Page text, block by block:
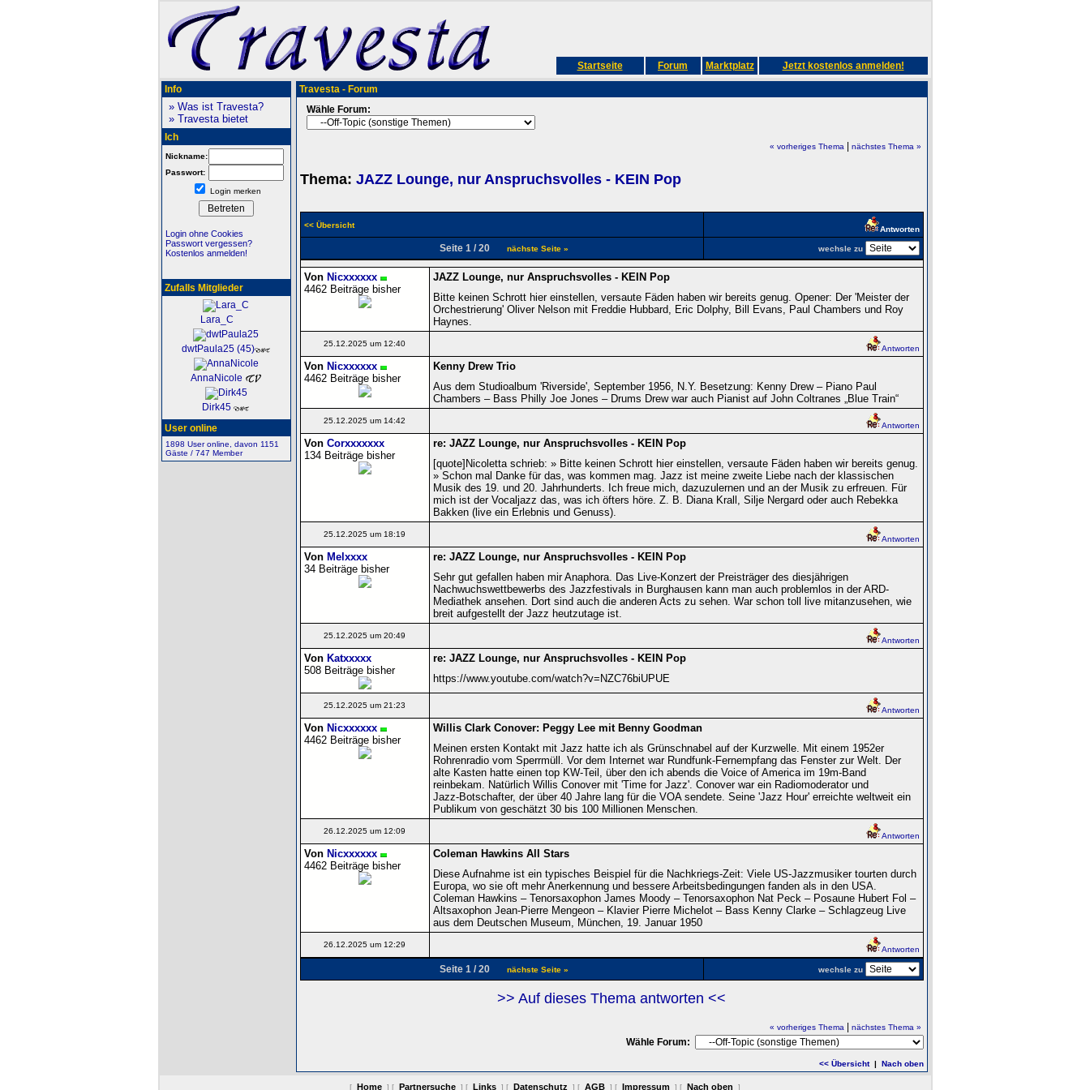
Startseite Forum Marktplatz Jetzt kostenlos anmelden!
Info
» Was ist Travesta?
» Travesta bietet
Ich
Nickname:
Passwort:
Login merken
Login ohne Cookies
Passwort vergessen?
Kostenlos anmelden!
Zufalls Mitglieder
Lara_C
dwtPaula25 (45)
AnnaNicole
Dirk45
User online
1898 User online, davon 1151
Gäste / 747 Member
Travesta - Forum
Wähle Forum:
« vorheriges Thema| nächstes Thema »
Thema: JAZZ Lounge, nur Anspruchsvolles - KEIN Pop
<< Übersicht Antworten
Seite 1 / 20 nächste Seite » wechsle zu
Von Nicxxxxxx
4462 Beiträge bisher
JAZZ Lounge, nur Anspruchsvolles - KEIN Pop
Bitte keinen Schrott hier einstellen, versaute Fäden haben wir bereits genug. Opener: Der 'Meister der
Orchestrierung' Oliver Nelson mit Freddie Hubbard, Eric Dolphy, Bill Evans, Paul Chambers und Roy
Haynes.
25.12.2025 um 12:40
Antworten
Von Nicxxxxxx
4462 Beiträge bisher
Kenny Drew Trio
Aus dem Studioalbum 'Riverside', September 1956, N.Y. Besetzung: Kenny Drew – Piano Paul
Chambers – Bass Philly Joe Jones – Drums Drew war auch Pianist auf John Coltranes „Blue Train“
25.12.2025 um 14:42
Antworten
Von Corxxxxxxx
134 Beiträge bisher
re: JAZZ Lounge, nur Anspruchsvolles - KEIN Pop
[quote]Nicoletta schrieb: » Bitte keinen Schrott hier einstellen, versaute Fäden haben wir bereits genug.
» Schon mal Danke für das, was kommen mag. Jazz ist meine zweite Liebe nach der klassischen
Musik des 19. und 20. Jahrhunderts. Ich freue mich, dazuzulernen und an der Musik zu erfreuen. Für
mich ist der Vocaljazz das, was ich öfters höre. Z. B. Diana Krall, Silje Nergard oder auch Rebekka
Bakken (live ein Erlebnis und Genuss).
25.12.2025 um 18:19
Antworten
Von Melxxxx
34 Beiträge bisher
re: JAZZ Lounge, nur Anspruchsvolles - KEIN Pop
Sehr gut gefallen haben mir Anaphora. Das Live-Konzert der Preisträger des diesjährigen
Nachwuchswettbewerbs des Jazzfestivals in Burghausen kann man auch problemlos in der ARD-
Mediathek ansehen. Dort sind auch die anderen Acts zu sehen. War schon toll live mitanzusehen, wie
breit aufgestellt der Jazz heutzutage ist.
25.12.2025 um 20:49
Antworten
Von Katxxxxx
508 Beiträge bisher
re: JAZZ Lounge, nur Anspruchsvolles - KEIN Pop
https://www.youtube.com/watch?v=NZC76biUPUE
25.12.2025 um 21:23
Antworten
Von Nicxxxxxx
4462 Beiträge bisher
Willis Clark Conover: Peggy Lee mit Benny Goodman
Meinen ersten Kontakt mit Jazz hatte ich als Grünschnabel auf der Kurzwelle. Mit einem 1952er
Rohrenradio vom Sperrmüll. Vor dem Internet war Rundfunk-Fernempfang das Fenster zur Welt. Der
alte Kasten hatte einen top KW-Teil, über den ich abends die Voice of America im 19m-Band
reinbekam. Natürlich Willis Conover mit 'Time for Jazz'. Conover war ein Radiomoderator und
Jazz‑Botschafter, der über 40 Jahre lang für die VOA sendete. Seine 'Jazz Hour' erreichte weltweit ein
Publikum von geschätzt 30 bis 100 Millionen Menschen.
26.12.2025 um 12:09
Antworten
Von Nicxxxxxx
4462 Beiträge bisher
Coleman Hawkins All Stars
Diese Aufnahme ist ein typisches Beispiel für die Nachkriegs‑Zeit: Viele US‑Jazzmusiker tourten durch
Europa, wo sie oft mehr Anerkennung und bessere Arbeitsbedingungen fanden als in den USA.
Coleman Hawkins – Tenorsaxophon James Moody – Tenorsaxophon Nat Peck – Posaune Hubert Fol –
Altsaxophon Jean‑Pierre Mengeon – Klavier Pierre Michelot – Bass Kenny Clarke – Schlagzeug Live
aus dem Deutschen Museum, München, 19. Januar 1950
26.12.2025 um 12:29
Antworten
Seite 1 / 20 nächste Seite » wechsle zu
>> Auf dieses Thema antworten <<
« vorheriges Thema| nächstes Thema »
Wähle Forum:
<< Übersicht| Nach oben
[ Home ] [ Partnersuche ] [ Links ] [ Datenschutz ] [ AGB ] [ Impressum ] [ Nach oben ]